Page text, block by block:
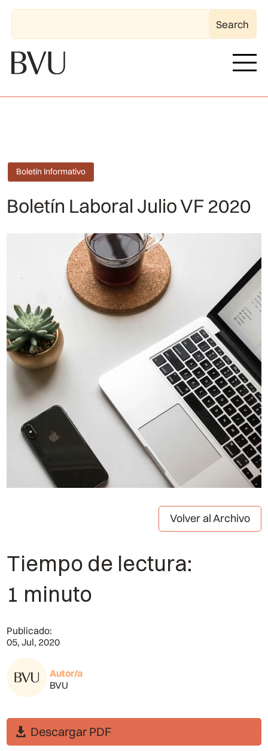
Boletín Informativo
Boletín Laboral Julio VF 2020
Volver al Archivo
Tiempo de lectura:
1 minuto
Publicado:
05, Jul, 2020
Autor/a
BVU
Descargar PDF